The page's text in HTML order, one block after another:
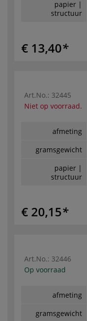
papier |
structuur
€ 13,40
Art.No.: 32445
Niet op voorraad.
afmeting
gramsgewicht
papier |
structuur
€ 20,15
Art.No.: 32446
Op voorraad
afmeting
gramsgewicht